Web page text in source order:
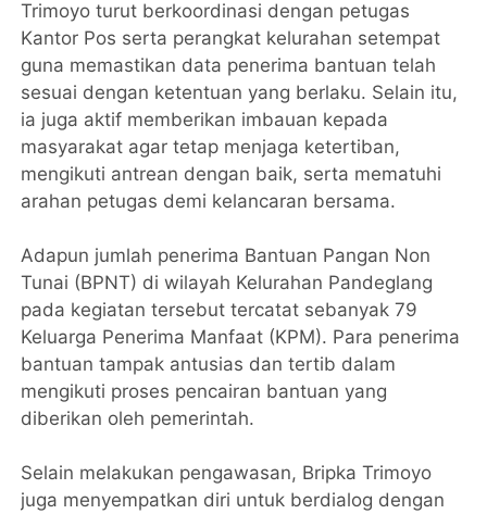
Trimoyo turut berkoordinasi dengan petugas
Kantor Pos serta perangkat kelurahan setempat
guna memastikan data penerima bantuan telah
sesuai dengan ketentuan yang berlaku. Selain itu,
ia juga aktif memberikan imbauan kepada
masyarakat agar tetap menjaga ketertiban,
mengikuti antrean dengan baik, serta mematuhi
arahan petugas demi kelancaran bersama.
Adapun jumlah penerima Bantuan Pangan Non
Tunai (BPNT) di wilayah Kelurahan Pandeglang
pada kegiatan tersebut tercatat sebanyak 79
Keluarga Penerima Manfaat (KPM). Para penerima
bantuan tampak antusias dan tertib dalam
mengikuti proses pencairan bantuan yang
diberikan oleh pemerintah.
Selain melakukan pengawasan, Bripka Trimoyo
juga menyempatkan diri untuk berdialog dengan